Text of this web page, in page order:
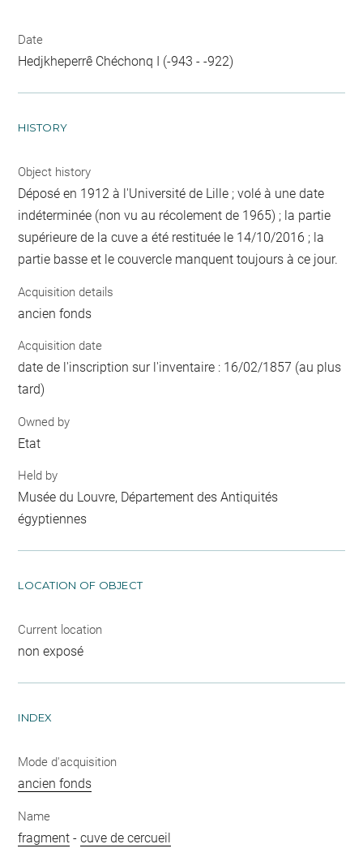
Date
Hedjkheperrê Chéchonq I (-943 - -922)
HISTORY
Object history
Déposé en 1912 à l'Université de Lille ; volé à une date
indéterminée (non vu au récolement de 1965) ; la partie
supérieure de la cuve a été restituée le 14/10/2016 ; la
partie basse et le couvercle manquent toujours à ce jour.
Acquisition details
ancien fonds
Acquisition date
date de l'inscription sur l'inventaire : 16/02/1857 (au plus
tard)
Owned by
Etat
Held by
Musée du Louvre, Département des Antiquités
égyptiennes
LOCATION OF OBJECT
Current location
non exposé
INDEX
Mode d'acquisition
ancien fonds
Name
fragment -cuve de cercueil